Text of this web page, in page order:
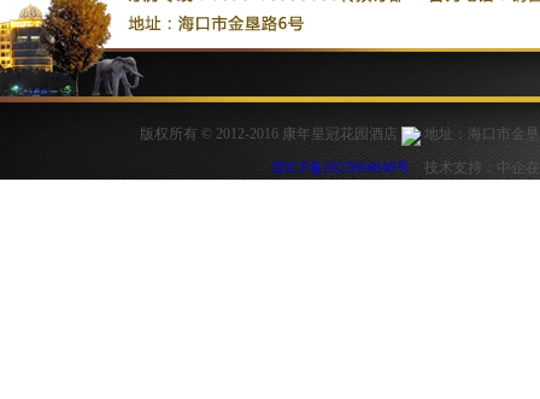
版权所有 © 2012-2016 康年皇冠花园酒店
地址：海口市金
琼ICP备2023004840号技术支持：中企在